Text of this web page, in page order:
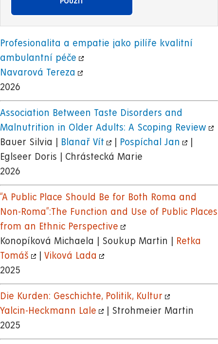
Profesionalita a empatie jako pilíře kvalitní
ambulantní péče
Navarová Tereza
2026
Association Between Taste Disorders and
Malnutrition in Older Adults: A Scoping Review
Bauer Silvia | Blanař Vít Pospíchal Jan
Eglseer Doris | Chrástecká Marie
2026
“A Public Place Should Be for Both Roma and
Non-Roma”:The Function and Use of Public Places
from an Ethnic Perspective
Konopíková Michaela | Soukup Martin | Retka
Tomáš
Viková Lada
2025
Die Kurden: Geschichte, Politik, Kultur
Yalcin-Heckmann Lale
| Strohmeier Martin
2025